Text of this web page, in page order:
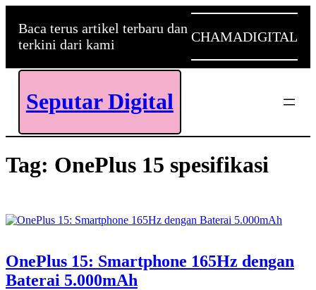
content
Baca terus artikel terbaru dan
terkini dari kami
CHAMADIGITAL
Seputar Digital
Tag: OnePlus 15 spesifikasi
OnePlus 15: Smartphone 165Hz dengan
Baterai 5.000mAh